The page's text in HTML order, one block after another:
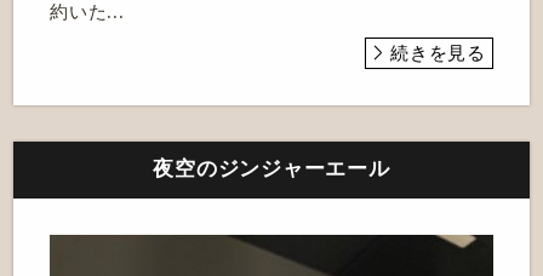
約いた...
続きを見る
夜空のジンジャーエール